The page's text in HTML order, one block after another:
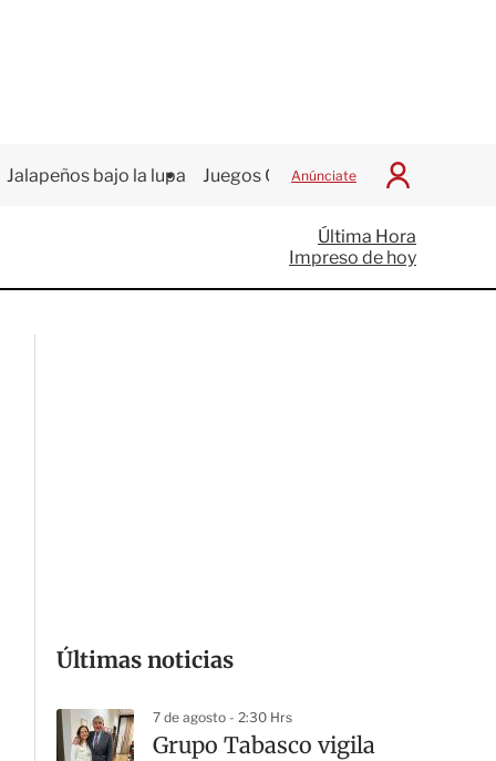
Jalapeños bajo la lupa Juegos Centroamericanos
Anúnciate
I
c
i
a
Última Hora
Impreso de hoy
Últimas noticias
7 de agosto - 2:30 Hrs
Grupo Tabasco vigila